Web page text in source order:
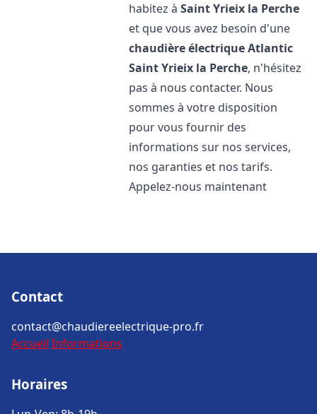
habitez àSaint Yrieix la Perche
et que vous avez besoin d'une
chaudière électrique Atlantic
Saint Yrieix la Perche, n'hésitez
pas à nous contacter. Nous
sommes à votre disposition
pour vous fournir des
informations sur nos services,
nos garanties et nos tarifs.
Appelez-nous maintenant
Contact
contact@chaudiereelectrique-pro.fr
Accueil Informations
Horaires